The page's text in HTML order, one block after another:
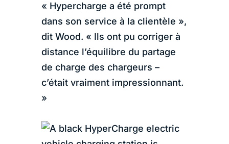
« Hypercharge a été prompt
dans son service à la clientèle »,
dit Wood. « Ils ont pu corriger à
distance l’équilibre du partage
de charge des chargeurs –
c’était vraiment impressionnant.
»